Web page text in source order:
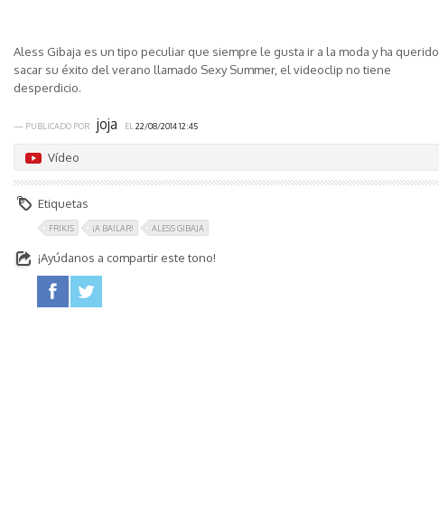
Aless Gibaja es un tipo peculiar que siempre le gusta ir a la moda y ha querido
sacar su éxito del verano llamado Sexy Summer, el videoclip no tiene
desperdicio.
— PUBLICADO POR joja EL 22/08/2014 12:45
Vídeo
Etiquetas
FRIKIS ¡A BAILAR! ALESS GIBAJA
¡Ayúdanos a compartir este tono!